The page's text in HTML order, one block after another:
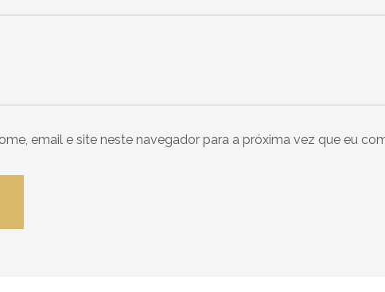
email e site neste navegador para a próxima vez que eu